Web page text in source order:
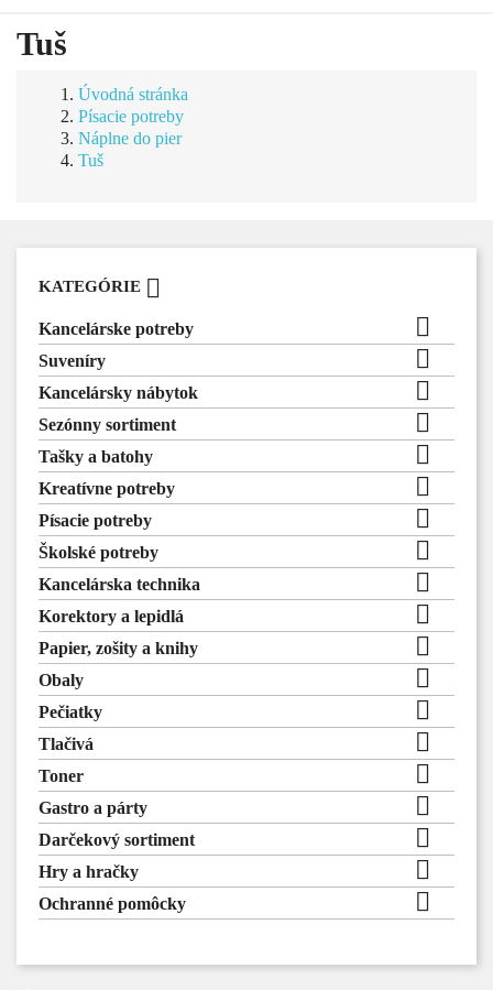
Tuš
Úvodná stránka
Písacie potreby
Náplne do pier
Tuš
KATEGÓRIE 
Kancelárske potreby 
Suveníry 
Kancelársky nábytok 
Sezónny sortiment 
Tašky a batohy 
Kreatívne potreby 
Písacie potreby 
Školské potreby 
Kancelárska technika 
Korektory a lepidlá 
Papier, zošity a knihy 
Obaly 
Pečiatky 
Tlačivá 
Toner 
Gastro a párty 
Darčekový sortiment 
Hry a hračky 
Ochranné pomôcky 